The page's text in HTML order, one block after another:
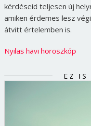
kérdéseid teljesen új
amiken érdemes lesz
átvitt értelemben is.
Nyilas havi horoszkóp
EZ IS